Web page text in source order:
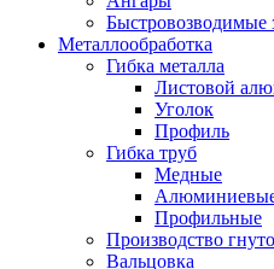
Быстровозводимые
Металлообработка
Гибка металла
Листовой
Уголок
Профиль
Гибка труб
Медные
Профильные
Производство
Вальцовка